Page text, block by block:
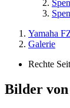
Yamaha
Galerie
Rechte
Bilder von